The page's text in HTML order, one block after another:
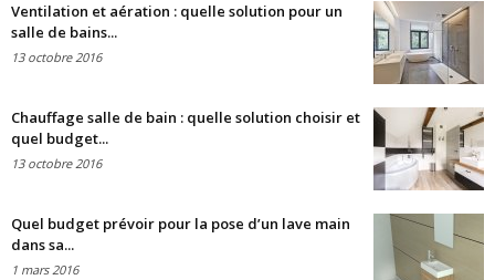
Ventilation et aération : quelle solution pour un
salle de bains...
13 octobre 2016
Chauffage salle de bain : quelle solution choisir et
quel budget...
13 octobre 2016
Quel budget prévoir pour la pose d’un lave main
dans sa...
1 mars 2016